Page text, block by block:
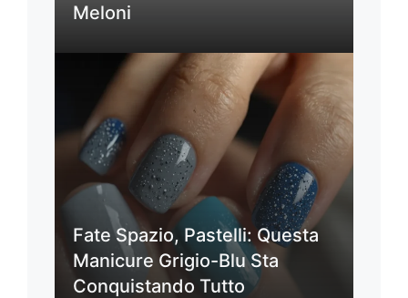
Meloni
Fate Spazio, Pastelli: Questa
Manicure Grigio-Blu Sta
Conquistando Tutto